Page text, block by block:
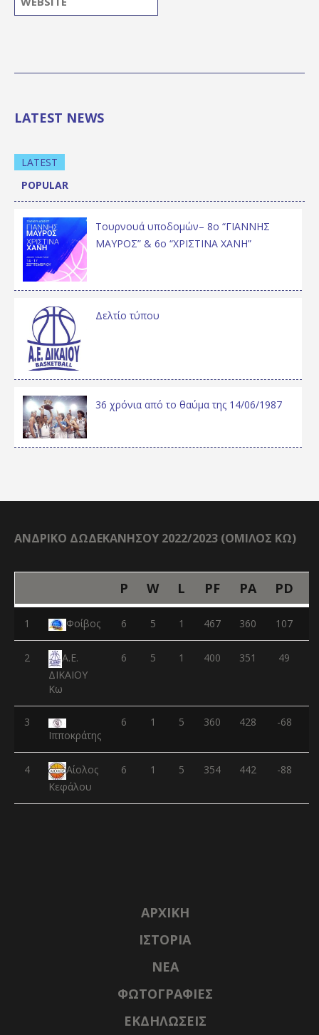
LATEST NEWS
LATEST
POPULAR
Τουρνουά υποδομών– 8ο “ΓΙΑΝΝΗΣ
ΜΑΥΡΟΣ” & 6ο “ΧΡΙΣΤΙΝΑ ΧΑΝΗ”
Δελτίο τύπου
36 χρόνια από το θαύμα της 14/06/1987
ΑΝΔΡΙΚΟ ΔΩΔΕΚΑΝΗΣΟΥ 2022/2023 (ΟΜΙΛΟΣ ΚΩ)
P W L PF PA PD
1 Φοίβος 6 5 1 467 360 107
2
Α.Ε.
ΔΙΚΑΙΟΥ
Κω
6 5 1 400 351 49
3
Ιπποκράτης
6 1 5 360 428 -68
4
Αίολος
Κεφάλου
6 1 5 354 442 -88
ΑΡΧΙΚΉ
ΙΣΤΟΡΊΑ
NΈΑ
ΦΩΤΟΓΡΑΦΊΕΣ
ΕΚΔΗΛΏΣΕΙΣ